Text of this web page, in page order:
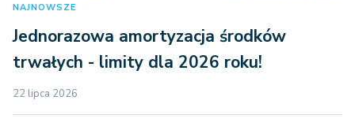
NAJNOWSZE
Jednorazowa amortyzacja środków
trwałych - limity dla 2026 roku!
22 lipca 2026